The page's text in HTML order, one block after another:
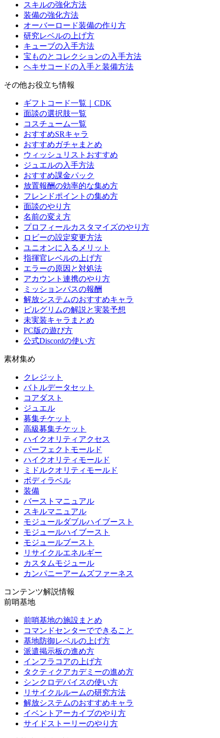
スキルの強化方法
装備の強化方法
オーバーロード装備の作り方
研究レベルの上げ方
キューブの入手方法
宝ものとコレクションの入手方法
ヘキサコードの入手と装備方法
その他お役立ち情報
ギフトコード一覧｜CDK
面談の選択肢一覧
コスチューム一覧
おすすめSRキャラ
おすすめガチャまとめ
ウィッシュリストおすすめ
ジュエルの入手方法
おすすめ課金パック
放置報酬の効率的な集め方
フレンドポイントの集め方
面談のやり方
名前の変え方
プロフィールカスタマイズのやり方
ロビーの設定変更方法
ユニオンに入るメリット
指揮官レベルの上げ方
エラーの原因と対処法
アカウント連携のやり方
ミッションパスの報酬
解放システムのおすすめキャラ
ピルグリムの解説と実装予想
未実装キャラまとめ
PC版の遊び方
公式Discordの使い方
素材集め
クレジット
バトルデータセット
コアダスト
ジュエル
募集チケット
高級募集チケット
ハイクオリティアクセス
パーフェクトモールド
ハイクオリティモールド
ミドルクオリティモールド
ボディラベル
装備
バーストマニュアル
スキルマニュアル
モジュールダブルハイブースト
モジュールハイブースト
モジュールブースト
リサイクルエネルギー
カスタムモジュール
カンパニーアームズファーネス
コンテンツ解説情報
前哨基地
前哨基地の施設まとめ
コマンドセンターでできること
基地防御レベルの上げ方
派遣掲示板の進め方
インフラコアの上げ方
タクティクアカデミーの進め方
シンクロデバイスの使い方
リサイクルルームの研究方法
解放システムのおすすめキャラ
イベントアーカイブのやり方
サイドストーリーのやり方